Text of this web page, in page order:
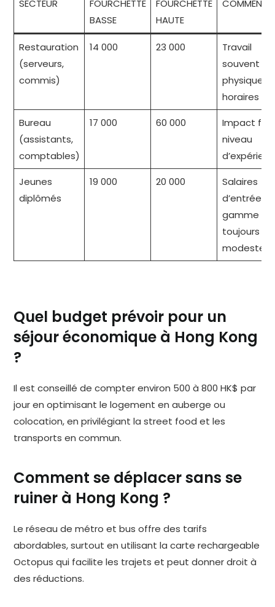
SECTEUR
FOURCHETTE
BASSE
FOURCHETTE
HAUTE
Restauration
(serveurs,
commis)
14 000 23 000
Travail
souvent
physique,
horaires
Bureau
(assistants,
comptables)
17 000 60 000
Impact
niveau
Jeunes
diplômés
19 000 20 000
Salaires
d’entrée
gamme
toujours
modestes
Quel budget prévoir pour un
séjour économique à Hong Kong
?
Il est conseillé de compter environ 500 à 800 HK$ par
jour en optimisant le logement en auberge ou
colocation, en privilégiant la street food et les
transports en commun.
Comment se déplacer sans se
ruiner à Hong Kong ?
Le réseau de métro et bus offre des tarifs
abordables, surtout en utilisant la carte rechargeable
Octopus qui facilite les trajets et peut donner droit à
des réductions.